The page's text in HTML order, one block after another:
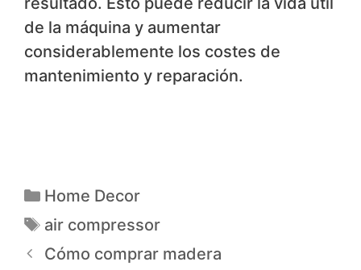
de la máquina y aumentar
considerablemente los costes de
mantenimiento y reparación.
Home Decor
air compressor
Cómo comprar madera